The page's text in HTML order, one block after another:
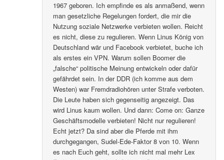
1967 geboren. Ich empfinde es als anmaßend, wenn
man gesetzliche Regelungen fordert, die mir die
Nutzung soziale Netzwerke verbieten wollen. Reicht
es nicht, diese zu regulieren. Wenn Linus König von
Deutschland wär und Facebook verbietet, buche ich
als erstes ein VPN. Warum sollen Boomer die
„falsche“ politische Meinung entwickeln oder dafür
gefährdet sein. In der DDR (ich komme aus dem
Westen) war Fremdradiohören unter Strafe verboten.
Die Leute haben sich gegenseitig angezeigt. Das
wird Linus kaum wollen. Und dann: Come on: Ganze
Geschäftsmodelle verbieten! Nicht nur regulieren!
Echt jetzt? Da sind aber die Pferde mit ihm
durchgegangen, Sudel-Ede-Faktor 8 von 10. Wenn
es nach Euch geht, sollte ich nicht mal mehr Lex